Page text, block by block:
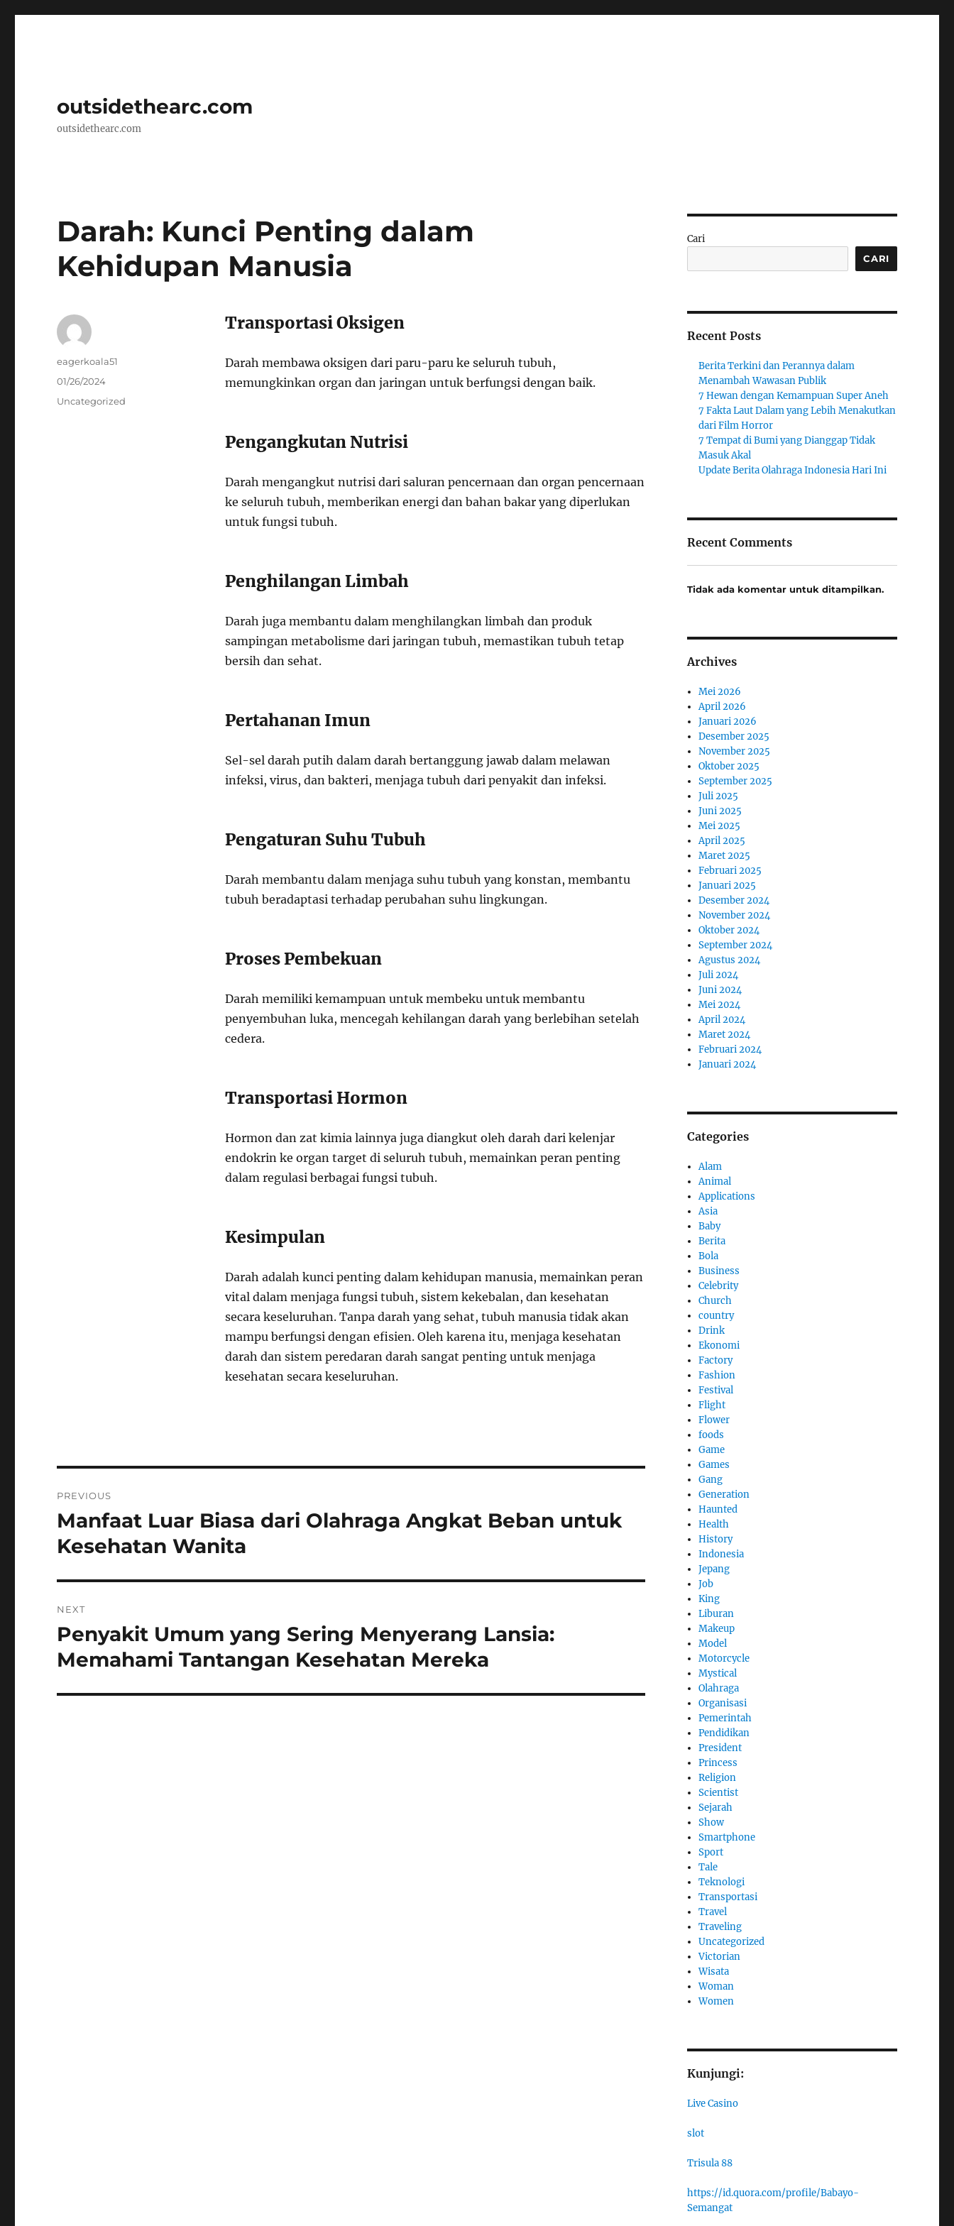
outsidethearc.com
outsidethearc.com
Darah: Kunci Penting dalam
Kehidupan Manusia
Transportasi Oksigen
Darah membawa oksigen dari paru-paru ke seluruh tubuh,
memungkinkan organ dan jaringan untuk berfungsi dengan baik.
Pengangkutan Nutrisi
Darah mengangkut nutrisi dari saluran pencernaan dan organ pencernaan
ke seluruh tubuh, memberikan energi dan bahan bakar yang diperlukan
untuk fungsi tubuh.
Penghilangan Limbah
Darah juga membantu dalam menghilangkan limbah dan produk
sampingan metabolisme dari jaringan tubuh, memastikan tubuh tetap
bersih dan sehat.
Pertahanan Imun
Sel-sel darah putih dalam darah bertanggung jawab dalam melawan
infeksi, virus, dan bakteri, menjaga tubuh dari penyakit dan infeksi.
Pengaturan Suhu Tubuh
Darah membantu dalam menjaga suhu tubuh yang konstan, membantu
tubuh beradaptasi terhadap perubahan suhu lingkungan.
Proses Pembekuan
Darah memiliki kemampuan untuk membeku untuk membantu
penyembuhan luka, mencegah kehilangan darah yang berlebihan setelah
cedera.
Transportasi Hormon
Hormon dan zat kimia lainnya juga diangkut oleh darah dari kelenjar
endokrin ke organ target di seluruh tubuh, memainkan peran penting
dalam regulasi berbagai fungsi tubuh.
Kesimpulan
Darah adalah kunci penting dalam kehidupan manusia, memainkan peran
vital dalam menjaga fungsi tubuh, sistem kekebalan, dan kesehatan
secara keseluruhan. Tanpa darah yang sehat, tubuh manusia tidak akan
mampu berfungsi dengan efisien. Oleh karena itu, menjaga kesehatan
darah dan sistem peredaran darah sangat penting untuk menjaga
kesehatan secara keseluruhan.
Author
eagerkoala51
Posted
01/26/2024
Categories
Uncategorized
pos
PREVIOUS
Previous
post:
Manfaat Luar Biasa dari Olahraga Angkat Beban untuk
Kesehatan Wanita
NEXT
Next
post:
Penyakit Umum yang Sering Menyerang Lansia:
Memahami Tantangan Kesehatan Mereka
Cari
CARI
Recent Posts
Berita Terkini dan Perannya dalam
Menambah Wawasan Publik
7 Hewan dengan Kemampuan Super Aneh
7 Fakta Laut Dalam yang Lebih Menakutkan
dari Film Horror
7 Tempat di Bumi yang Dianggap Tidak
Masuk Akal
Update Berita Olahraga Indonesia Hari Ini
Recent Comments
Tidak ada komentar untuk ditampilkan.
Archives
Mei 2026
April 2026
Januari 2026
Desember 2025
November 2025
Oktober 2025
September 2025
Juli 2025
Juni 2025
Mei 2025
April 2025
Maret 2025
Februari 2025
Januari 2025
Desember 2024
November 2024
Oktober 2024
September 2024
Agustus 2024
Juli 2024
Juni 2024
Mei 2024
April 2024
Maret 2024
Februari 2024
Januari 2024
Categories
Alam
Animal
Applications
Asia
Baby
Berita
Bola
Business
Celebrity
Church
country
Drink
Ekonomi
Factory
Fashion
Festival
Flight
Flower
foods
Game
Games
Gang
Generation
Haunted
Health
History
Indonesia
Jepang
Job
King
Liburan
Makeup
Model
Motorcycle
Mystical
Olahraga
Organisasi
Pemerintah
Pendidikan
President
Princess
Religion
Scientist
Sejarah
Show
Smartphone
Sport
Tale
Teknologi
Transportasi
Travel
Traveling
Uncategorized
Victorian
Wisata
Woman
Women
Kunjungi:
Live Casino
slot
Trisula 88
https://id.quora.com/profile/Babayo-
Semangat